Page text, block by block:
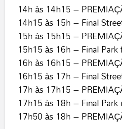
14h às 14h15 –
14h15 às 15h – Final
15h às 15h15 –
15h15 às 16h – Final
16h às 16h15 –
16h15 às 17h – Final
17h às 17h15 –
17h15 às 18h – Final Park
17h50 às 18h –